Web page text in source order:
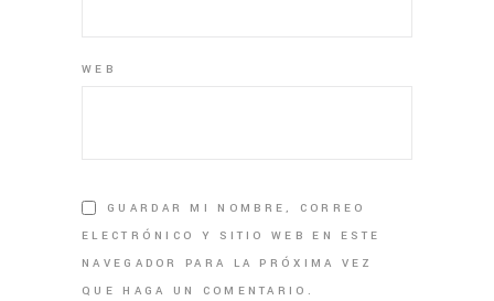
WEB
GUARDAR MI NOMBRE, CORREO
ELECTRÓNICO Y SITIO WEB EN ESTE
NAVEGADOR PARA LA PRÓXIMA VEZ
QUE HAGA UN COMENTARIO.